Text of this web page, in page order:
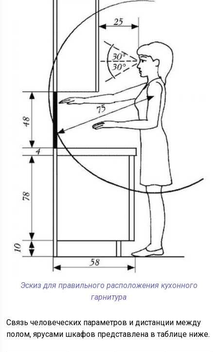
Эскиз для правильного расположения кухонного
гарнитура
Связь человеческих параметров и дистанции между
полом, ярусами шкафов представлена в таблице ниже.